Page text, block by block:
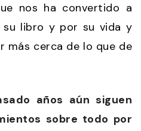
nos ha convertido a
libro y por su vida y
más cerca de lo que de
años aún siguen
sobre todo por